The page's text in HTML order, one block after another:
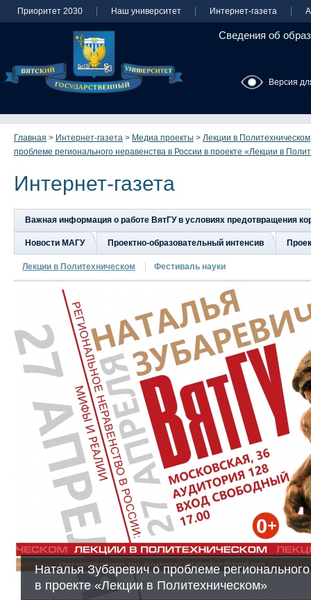
Приоритет 2030 Наш университет Интернет-газета
Сведения об
Версия
Главная > Интернет-газета > Медиа проекты > Лекции в Политехническом
проблеме регионального неравенства в России в проекте «Лекции в
Интернет-газета
Важная информация о работе ВятГУ в условиях предотвращения
Новости МАГУ Проектно-образовательный интенсив
Лекции в Политехническом Фестиваль науки
Наталья Зубаревич о проблеме
в проекте «Лекции в Политехническом»